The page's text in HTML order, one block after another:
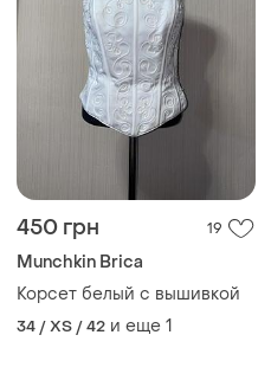
450 грн 19
Munchkin Brica
Корсет белый с вышивкой
34 / XS / 42 и еще 1